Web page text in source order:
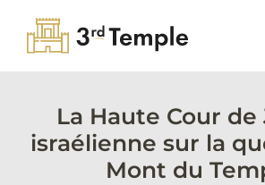
contenu
La Haute Cour
israélienne sur la
Mont du